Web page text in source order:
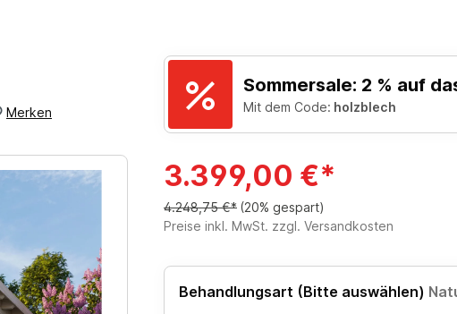
Merken
Sommersale: 2 % auf
Mit dem Code: holzblech
3.399,00 €*
4.248,75 €* (20% gespart)
Preise inkl. MwSt. zzgl. Versandkosten
Behandlungsart (Bitte auswählen)